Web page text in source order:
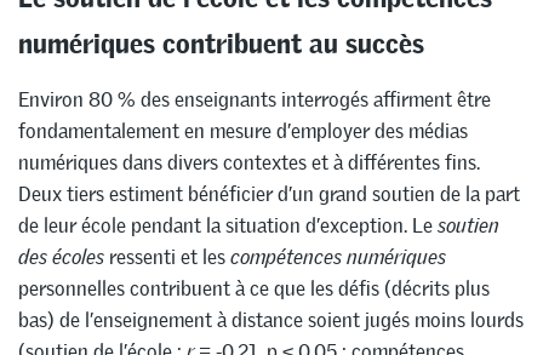
numériques contribuent au succès
Environ 80 % des enseignants interrogés affirment être
fondamentalement en mesure d’employer des médias
numériques dans divers contextes et à différentes fins.
Deux tiers estiment bénéficier d’un grand soutien de la part
de leur école pendant la situation d’exception. Lesoutien
des écoles ressenti et lescompétences numériques
personnelles contribuent à ce que les défis (décrits plus
bas) de l’enseignement à distance soient jugés moins lourds